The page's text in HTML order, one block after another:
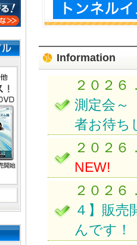
Information
２０２６
測定会
者お待ち
２０２６
NEW!
２０２６
４】販
んです！